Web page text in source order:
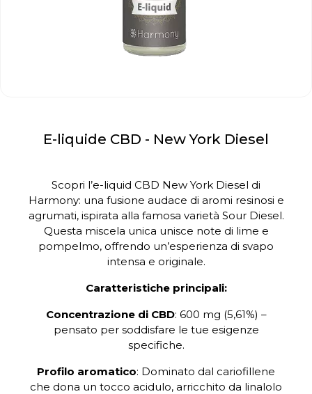
E-liquide CBD - New York Diesel
Scopri l’e-liquid CBD New York Diesel di
Harmony: una fusione audace di aromi resinosi e
agrumati, ispirata alla famosa varietà Sour Diesel.
Questa miscela unica unisce note di lime e
pompelmo, offrendo un’esperienza di svapo
intensa e originale.
Caratteristiche principali:
Concentrazione di CBD: 600 mg (5,61%) –
pensato per soddisfare le tue esigenze
specifiche.
Profilo aromatico: Dominato dal cariofillene
che dona un tocco acidulo, arricchito da linalolo